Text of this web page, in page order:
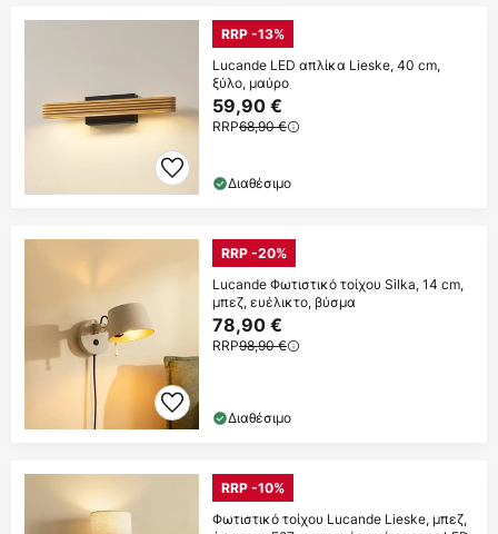
RRP -13%
Lucande LED απλίκα Lieske, 40 cm,
ξύλο, μαύρο
59,90 €
RRP68,90 €
Διαθέσιμο
RRP -20%
Lucande Φωτιστικό τοίχου Silka, 14 cm,
μπεζ, ευέλικτο, βύσμα
78,90 €
RRP98,90 €
Διαθέσιμο
RRP -10%
Φωτιστικό τοίχου Lucande Lieske, μπεζ,